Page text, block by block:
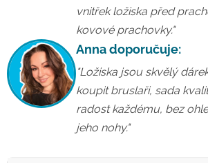
vnitřek ložiska před
kovové prachovky."
Anna doporučuje:
"Ložiska jsou skvělý
koupit bruslaři, sada
radost každému, bez
jeho nohy."